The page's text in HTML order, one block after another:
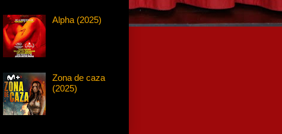
Alpha (2025)
Zona de caza
(2025)